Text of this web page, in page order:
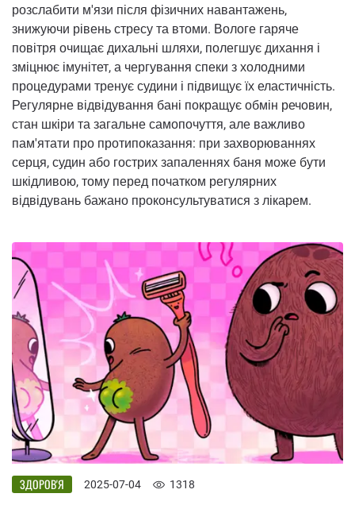
розслабити м'язи після фізичних навантажень,
знижуючи рівень стресу та втоми. Вологе гаряче
повітря очищає дихальні шляхи, полегшує дихання і
зміцнює імунітет, а чергування спеки з холодними
процедурами тренує судини і підвищує їх еластичність.
Регулярне відвідування бані покращує обмін речовин,
стан шкіри та загальне самопочуття, але важливо
пам'ятати про протипоказання: при захворюваннях
серця, судин або гострих запаленнях баня може бути
шкідливою, тому перед початком регулярних
відвідувань бажано проконсультуватися з лікарем.
ЗДОРОВ'Я 2025-07-04 1318